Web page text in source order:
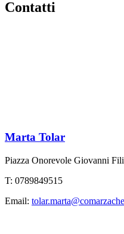
Contatti
Marta Tolar
Piazza Onorevole Giovanni
T: 0789849515
Email: